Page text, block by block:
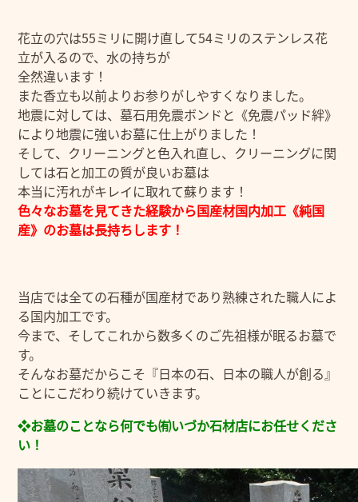
花立の穴は55ミリに開け直して54ミリのステンレス花
立が入るので、水の持ちが
全然違います！
また香立も以前よりお参りがしやすくなりました。
地震に対しては、墓石用免震ボンドと《免震パッド絆》
により地震に強いお墓に仕上がりました！
そして、クリーニングと色入れ直し、クリーニングに関
しては石と加工の質が良いお墓は
本当に汚れがキレイに取れて蘇ります！
色々なお墓を見てきた経験から国産材国内加工《純国
産》のお墓は長持ちします！
当店では全ての石種が国産材であり熟練された職人によ
る国内加工です。
今まで、そしてこれから数多くのご先祖様が眠るお墓で
す。
そんなお墓だからこそ『日本の石、日本の職人が創る』
ことにこだわり続けていきます。
❖お墓のことなら何でも㈲いづか石材店にお任せくださ
い！